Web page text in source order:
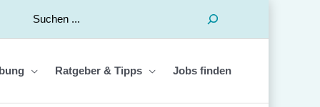
Suchen
Ratgeber & Tipps Jobs finden